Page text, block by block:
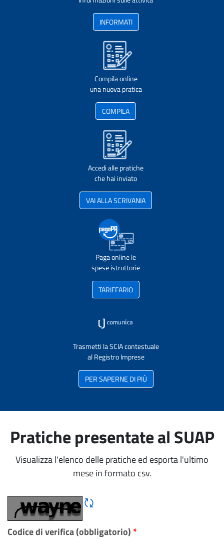
INFORMATI
Compila online
una nuova pratica
COMPILA
Accedi alle pratiche
che hai inviato
VAI ALLA SCRIVANIA
Paga online le
spese istruttorie
TARIFFARIO
Trasmetti la SCIA contestuale
al Registro Imprese
PER SAPERNE DI PIÙ
Pratiche presentate al SUAP
Visualizza l'elenco delle pratiche ed esporta l'ultimo
mese in formato csv.
Rigene CAPTCHA
Codice di verifica (obbligatorio) *